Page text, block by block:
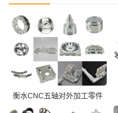
衡水CNC五轴对外加工零件